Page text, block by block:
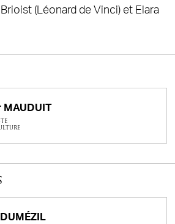
(Léonard de Vinci) et Elara